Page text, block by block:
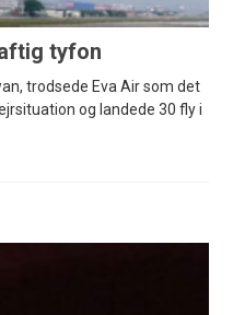
tyfon
trodsede Eva Air som det
og landede 30 fly i